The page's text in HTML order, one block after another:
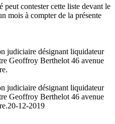
peut contester cette liste devant le
mois à compter de la présente
judiciaire désignant liquidateur
Geoffroy Berthelot 46 avenue
judiciaire désignant liquidateur
Geoffroy Berthelot 46 avenue
20-12-2019